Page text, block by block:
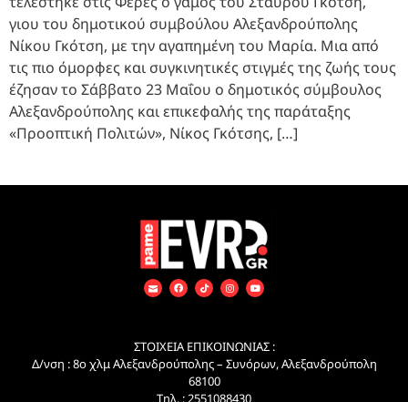
γιου του δημοτικού συμβούλου Αλεξανδρούπολης
Νίκου Γκότση, με την αγαπημένη του Μαρία. Μια από
τις πιο όμορφες και συγκινητικές στιγμές της ζωής τους
έζησαν το Σάββατο 23 Μαΐου ο δημοτικός σύμβουλος
Αλεξανδρούπολης και επικεφαλής της παράταξης
«Προοπτική Πολιτών», Νίκος Γκότσης, […]
ΣΤΟΙΧΕΙΑ ΕΠΙΚΟΙΝΩΝΙΑΣ :
Δ/νση : 8ο χλμ Αλεξανδρούπολης – Συνόρων, Αλεξανδρούπολη
68100
Τηλ. : 2551088430